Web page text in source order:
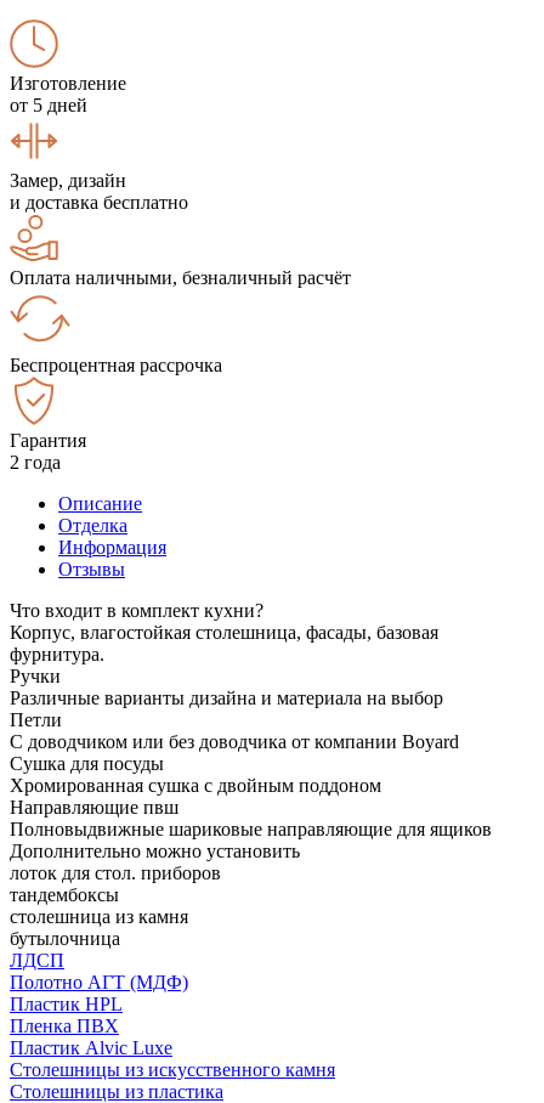
Изготовление
от 5 дней
Замер, дизайн
и доставка бесплатно
Оплата наличными, безналичный расчёт
Беспроцентная рассрочка
Гарантия
2 года
Описание
Отделка
Информация
Отзывы
Что входит в комплект кухни?
Корпус, влагостойкая столешница, фасады, базовая
фурнитура.
Ручки
Различные варианты дизайна и материала на выбор
Петли
С доводчиком или без доводчика от компании Boyard
Сушка для посуды
Хромированная сушка с двойным поддоном
Направляющие пвш
Полновыдвижные шариковые направляющие для ящиков
Дополнительно можно установить
лоток для стол. приборов
тандембоксы
столешница из камня
бутылочница
ЛДСП
Полотно АГТ (МДФ)
Пластик HPL
Пленка ПВХ
Пластик Alvic Luxe
Столешницы из искусственного камня
Столешницы из пластика